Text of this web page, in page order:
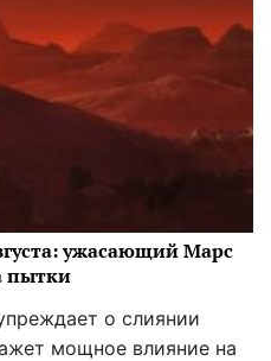
ужасающий Марс
пытки
о слиянии
мощное влияние на